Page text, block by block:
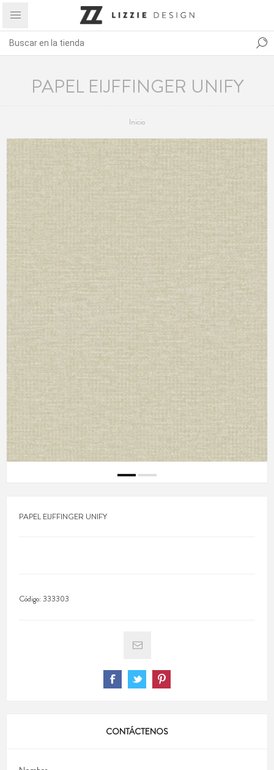
PAPEL EIJFFINGER UNIFY
Inicio
PAPEL EIJFFINGER UNIFY
Código:333303
CONTÁCTENOS